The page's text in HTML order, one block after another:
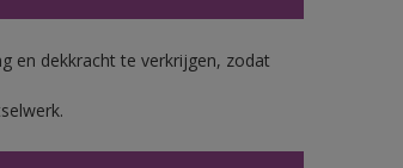
en dekkracht te verkrijgen, zodat